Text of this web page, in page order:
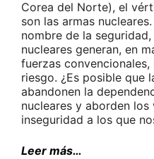
Corea del Norte), el
son las armas
nombre de la
nucleares generan, en
fuerzas
riesgo. ¿Es posible que
abandonen la
nucleares y aborden
inseguridad a los que
Leer más…